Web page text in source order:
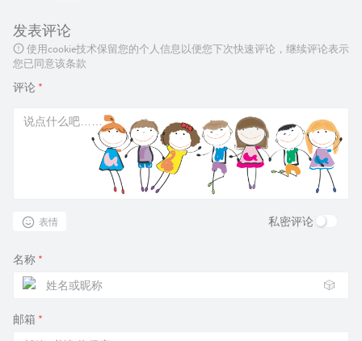
发表评论
使用cookie技术保留您的个人信息以便您下次快速评论，继续评论表示
您已同意该条款
评论 *
表情 私密评论
名称 *
🎲
邮箱 *